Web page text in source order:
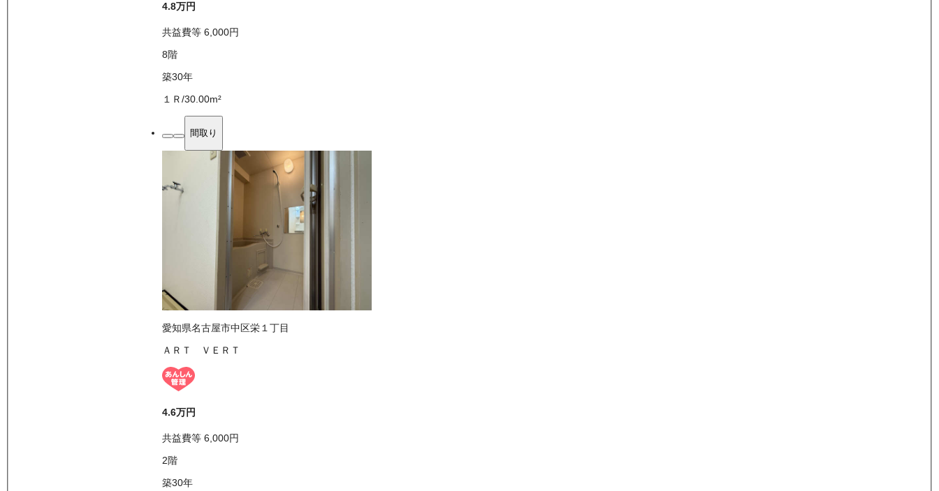
4.8万円
共益費等 6,000円
8階
築30年
１Ｒ/30.00m²
間取り
愛知県名古屋市中区栄１丁目
ＡＲＴ ＶＥＲＴ
4.6万円
共益費等 6,000円
2階
築30年